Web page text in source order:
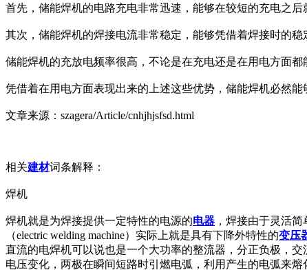
首先，储能焊机的电路充电非常迅速，能够在较短的充电之
其次，储能焊机的焊接电流非常稳定，能够凭借着焊接时的
储能焊机的充放电频率很高，不论是在充电还是在用电方面
凭借着在用电方面表现出来的上述这些优势，储能焊机必然
文章来源：szagera/Article/cnhjhjsfsd.html
相关建材词条解释：
焊机
焊机就是为焊接提供一定特性的电源的电器 ，焊接由于灵活
（electric welding machine）实际上就是具有下降外特性的变压
直流的电焊机可以说也是一个大功率的整流器，分正负极，
电压变化，两极在瞬间短路时引燃电弧，利用产生的电弧来